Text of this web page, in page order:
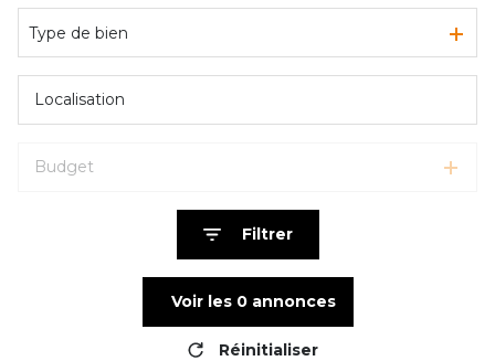
Type de bien
Budget
Filtrer
Voir les 0annonces
Réinitialiser